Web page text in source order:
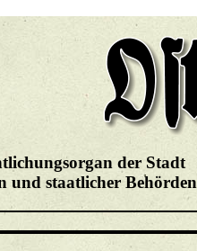
der Stadt
und staatlicher Behörden